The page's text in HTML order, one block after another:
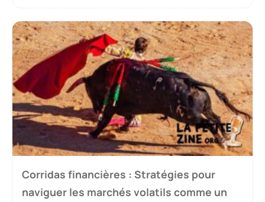
Corridas financières : Stratégies pour
naviguer les marchés volatils comme un